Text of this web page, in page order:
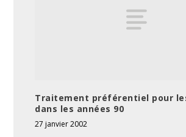
Traitement préférentiel pour
dans les années 90
27 janvier 2002